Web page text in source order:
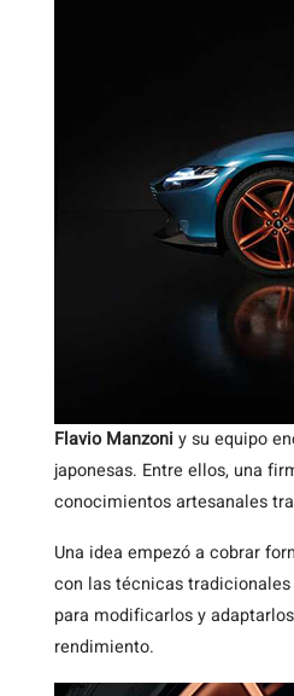
Flavio Manzoni y su equipo
japonesas. Entre ellos, una
conocimientos artesanales
Una idea empezó a cobrar
con las técnicas
para modificarlos y
rendimiento.